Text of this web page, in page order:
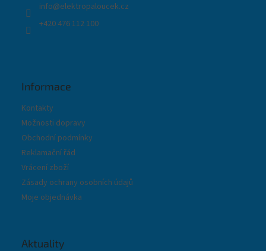
info@elektropaloucek.cz
+420 476 112 100
Informace
Kontakty
Možnosti dopravy
Obchodní podmínky
Reklamační řád
Vrácení zboží
Zásady ochrany osobních údajů
Moje objednávka
Aktuality